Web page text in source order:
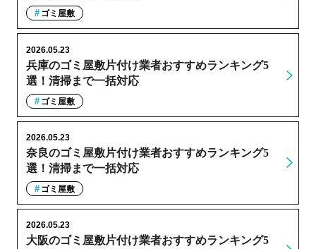
ゴミ屋敷
兵庫のゴミ屋敷片付け業者おすすめランキング5
選！清掃まで一括対応
2026.05.23
ゴミ屋敷
奈良のゴミ屋敷片付け業者おすすめランキング5
選！清掃まで一括対応
2026.05.23
ゴミ屋敷
大阪のゴミ屋敷片付け業者おすすめランキング5
2026.05.23